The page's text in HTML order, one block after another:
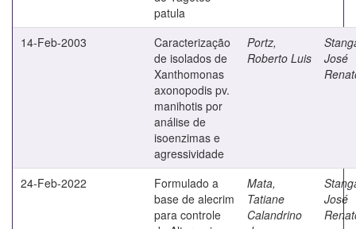
patula
14-Feb-2003
Caracterização
de isolados de
Xanthomonas
axonopodis pv.
manihotis por
análise de
isoenzimas e
agressividade
Portz,
Roberto Luis
José
24-Feb-2022
Formulado a
base de alecrim
para controle
Mata,
Tatiane
Calandrino
José